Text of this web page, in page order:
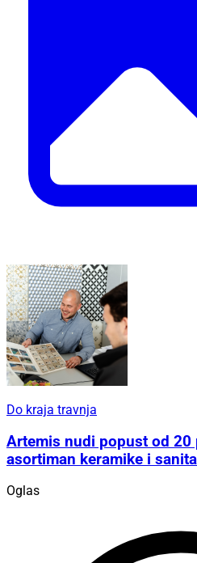
Do kraja travnja
Artemis nudi popust od 20
asortiman keramike i
Oglas